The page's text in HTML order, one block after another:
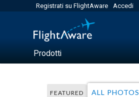
Registrati su FlightAware Accedi
Prodotti
FEATURED ALL PHOTOS